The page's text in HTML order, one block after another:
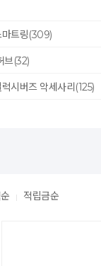
트링(309)
브(32)
시버즈 악세사리(125)
| 적립금순